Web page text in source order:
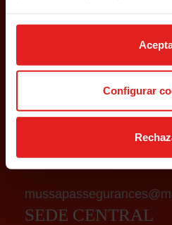
Configurar
política de privacidad
SEDE CENTRAL